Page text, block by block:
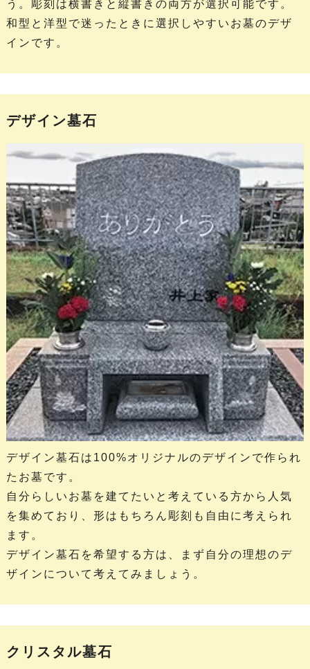
う。彫刻は横書きと縦書きの両方が選択可能です。
和型と洋型で迷ったときに選択しやすいお墓のデザ
インです。
デザイン墓石
デザイン墓石は100%オリジナルのデザインで作られ
たお墓です。
自分らしいお墓を建てたいと考えている方から人気
を集めており、形はもちろん彫刻も自由に考えられ
ます。
デザイン墓石を希望する方は、まず自分の理想のデ
ザインについて考えてみましょう。
クリスタル墓石